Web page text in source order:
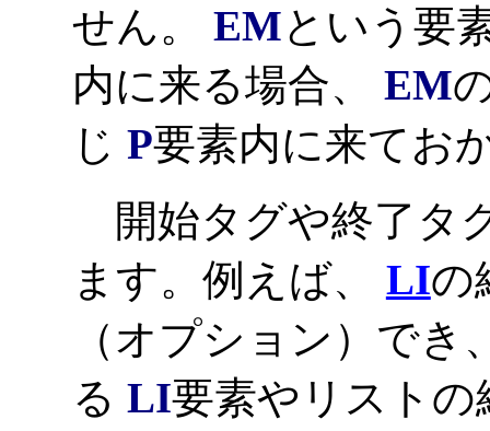
せん。 EMという要
内に来る場合、 EM
じ P要素内に来てお
開始タグや終了タ
ます。例えば、 LIの
（オプション）で
る LI要素やリスト